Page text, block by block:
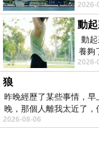
2026-
動
動
養夠
2026-
狼
昨晚經歷了某些事情，
晚，那個人離我太近了，
2026-08-06